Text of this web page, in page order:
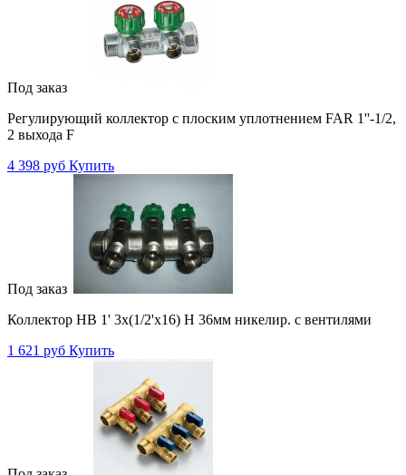
Под заказ
Регулирующий коллектор с плоским уплотнением FAR 1''-1/2,
2 выхода F
4 398 руб Купить
Под заказ
Коллектор НВ 1' 3х(1/2'х16) Н 36мм никелир. с вентилями
1 621 руб Купить